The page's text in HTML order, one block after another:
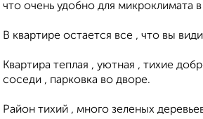
что очень удобно для микроклимата в
В квартире остается все , что вы
Квартира теплая , уютная , тихие
соседи , парковка во дворе.
Район тихий , много зеленых